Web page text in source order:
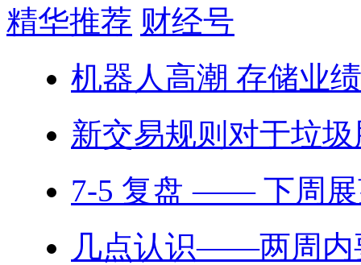
精华推荐 财经号
机器人高潮 存储业
新交易规则对于垃
7-5 复盘 —— 下周展
几点认识——两周内